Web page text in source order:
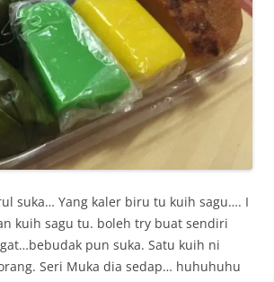
suka… Yang kaler biru tu kuih sagu…. I
kuih sagu tu. boleh try buat sendiri
pun suka. Satu kuih ni
Seri Muka dia sedap… huhuhuhu